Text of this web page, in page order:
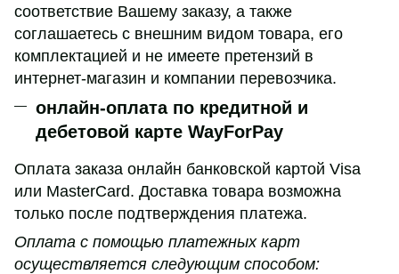
соответствие Вашему заказу, а также
соглашаетесь с внешним видом товара, его
комплектацией и не имеете претензий в
интернет-магазин и компании перевозчика.
онлайн-оплата по кредитной и
дебетовой карте WayForPay
Оплата заказа онлайн банковской картой Visa
или MasterCard. Доставка товара возможна
только после подтверждения платежа.
Оплата с помощью платежных карт
осуществляется следующим способом: